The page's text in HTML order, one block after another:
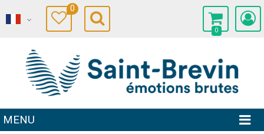
0
0
MENU